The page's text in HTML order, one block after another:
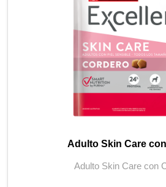
Adulto Skin Care
Adulto Skin Care con